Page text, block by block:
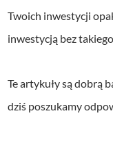
Twoich inwestycji
inwestycją bez
Te artykuły są dobrą
dziś poszukamy